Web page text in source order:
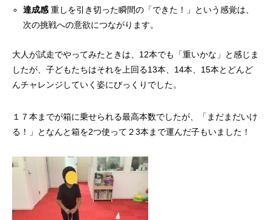
達成感 重しを引き切った瞬間の「できた！」という感覚は、
次の挑戦への意欲につながります。
大人が試走でやってみたときは、12本でも「重いかな」と感じま
したが、子どもたちはそれを上回る13本、14本、15本とどんど
んチャレンジしていく姿にびっくりでした。
１７本までが箱に乗せられる最高本数でしたが、「まだまだいけ
る！」となんと箱を2つ使って２3本まで運んだ子もいました！